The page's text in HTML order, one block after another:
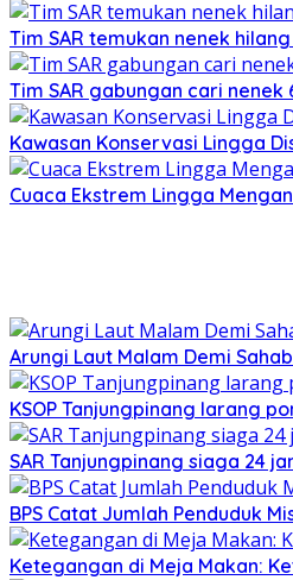
Tim SAR temukan nenek
Tim SAR gabungan cari
Kawasan Konservasi Lingga
Cuaca Ekstrem Lingga
Arungi Laut Malam Demi
KSOP Tanjungpinang larang
SAR Tanjungpinang siaga 24
BPS Catat Jumlah Penduduk
Ketegangan di Meja Makan: